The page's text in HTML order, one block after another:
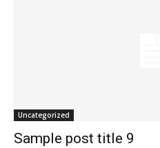
Uncategorized
Sample post title 9